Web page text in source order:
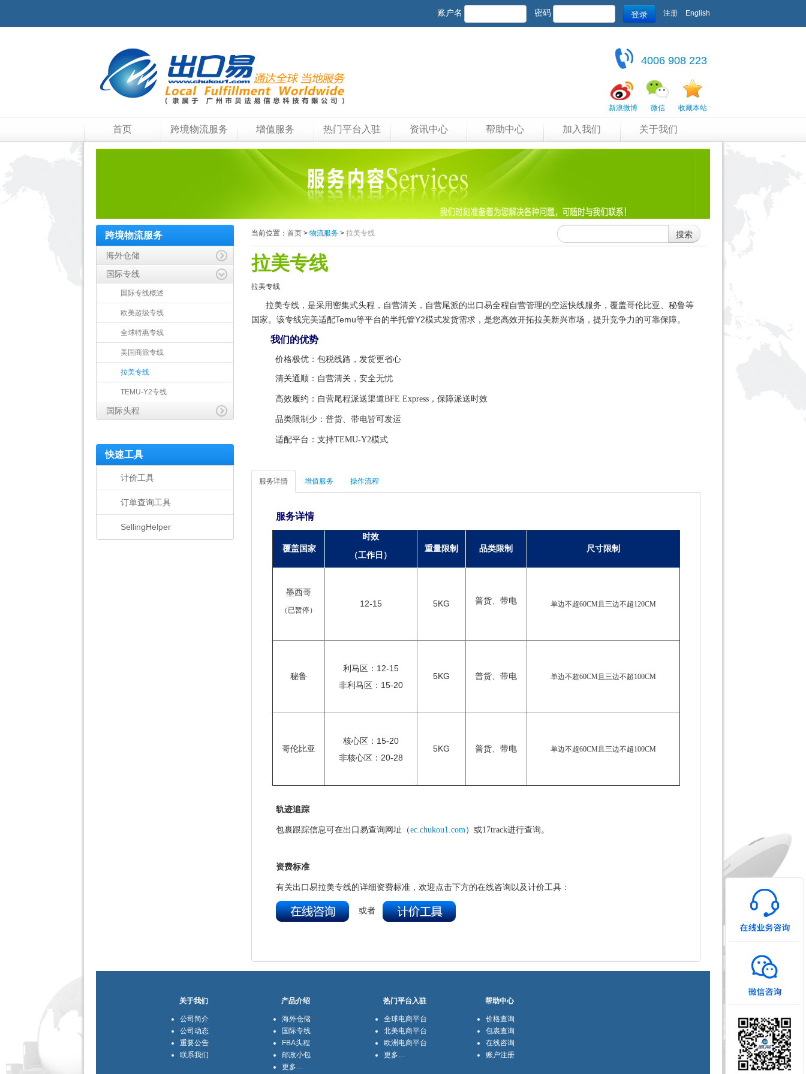
账户名 密码 登录 注册 English
4006 908 223
新浪微博 微信 收藏本站
首页 跨境物流服务 增值服务 热门平台入驻 资讯中心 帮助中心 加入我们 关于我们
跨境物流服务
海外仓储
国际专线
国际专线概述
欧美超级专线
全球特惠专线
美国商派专线
拉美专线
TEMU-Y2专线
国际头程
快速工具
计价工具
订单查询工具
SellingHelper
当前位置： 首页 > 物流服务 > 拉美专线 搜索
拉美专线
拉美专线
拉美专线，是采用密集式头程，自营清关，自营尾派的出口易全程自营管理的空运快线服务，覆盖哥伦比亚、秘鲁等
国家。该专线完美适配Temu等平台的半托管Y2模式发货需求，是您高效开拓拉美新兴市场，提升竞争力的可靠保障。
我们的优势
价格极优：包税线路，发货更省心
清关通顺：自营清关，安全无忧
高效履约：自营尾程派送渠道BFE Express，保障派送时效
品类限制少：普货、带电皆可发运
适配平台：支持TEMU-Y2模式
服务详情 增值服务 操作流程
服务详情
f覆盖国家
时效
（工作日）
重量限制 品类限制 尺寸限制
墨西哥
（已暂停）
12-15 5KG 普货、带电 单边不超60CM且三边不超120CM
秘鲁
利马区：12-15
非利马区：15-20
5KG 普货、带电 单边不超60CM且三边不超100CM
哥伦比亚
核心区：15-20
非核心区：20-28
5KG 普货、带电 单边不超60CM且三边不超100CM
轨迹追踪
包裹跟踪信息可在出口易查询网址（ec.chukou1.com）或17track进行查询。
资费标准
有关出口易拉美专线的详细资费标准，欢迎点击下方的在线咨询以及计价工具：
或者
关于我们
公司简介
公司动态
重要公告
联系我们
产品介绍
海外仓储
国际专线
FBA头程
邮政小包
更多…
热门平台入驻
全球电商平台
北美电商平台
欧洲电商平台
更多…
帮助中心
价格查询
包裹查询
在线咨询
账户注册